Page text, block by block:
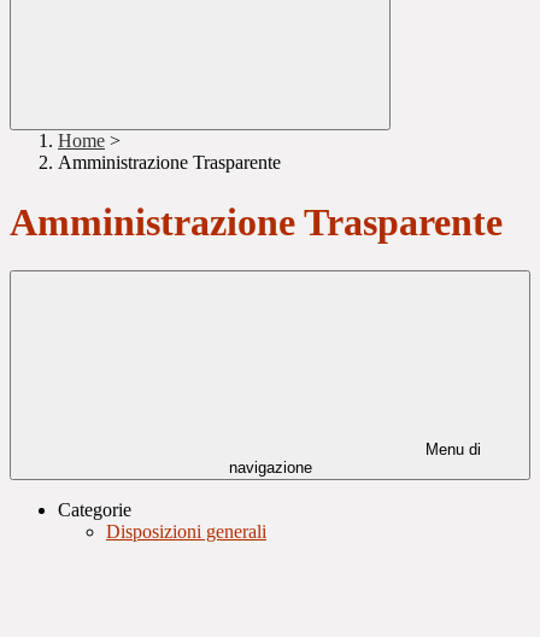
Home >
Amministrazione Trasparente
Amministrazione Trasparente
Menu di
navigazione
Categorie
Disposizioni generali